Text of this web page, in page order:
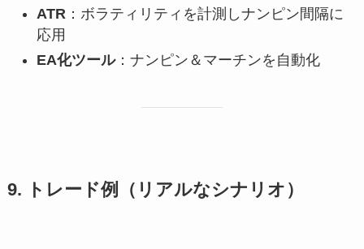
ATR：ボラティリティを計測しナンピン間隔に
応用
EA化ツール：ナンピン＆マーチンを自動化
9. トレード例（リアルなシナリオ）